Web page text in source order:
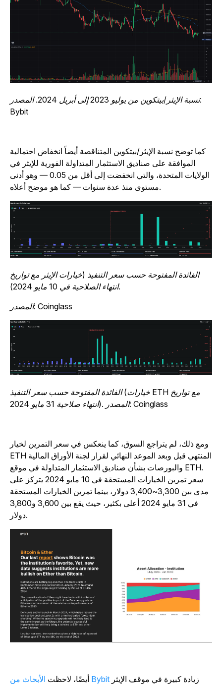
نسبة الإيثر/بيتكوين من يوليو 2023 إلى أبريل 2024. المصدر:
Bybit
كما توضح نسبة الإيثر/بيتكوين المتناقصة أيضاً انخفاض احتمالية
الموافقة على صناديق الاستثمار المتداولة الفورية للإيثر في
الولايات المتحدة، والتي انخفضت إلى أقل من 0.05 — وهو أدنى
الفائدة المفتوحة حسب سعر التنفيذ (خيارات الإيثر مع تواريخ
المصدر: Coinglass
الفائدة المفتوحة حسب سعر التنفيذ (خيارات ETH مع تواريخ
انتهاء صلاحية 31 مايو 2024). المصدر: Coinglass
ومع ذلك، لم يتراجع السوق، كما ينعكس في سعر التمرين لخيار
ETH المنتهي قبل وبعد الموعد النهائي لقرار لجنة الأوراق المالية
والبورصات بشأن صناديق الاستثمار المتداولة في موقع ETH.
سعر تمرين الخيارات المستحقة في 10 مايو 2024 يتركز على
مدى بين 3,300~3,400 دولار، بينما تمرين الخيارات المستحقة
في 31 مايو 2024 أعلى بكثير، حيث يقع بين 3,600 و3,800
أيضًا، لاحظتالأبحاث من Bybitزيادة كبيرة في موقف الإيثر